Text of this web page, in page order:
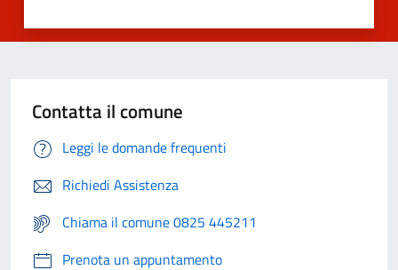
Contatta il comune
Leggi le domande frequenti
Richiedi Assistenza
Chiama il comune 0825 445211
Prenota un appuntamento